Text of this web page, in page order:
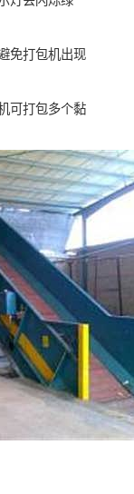
免打包机出现
可打包多个黏